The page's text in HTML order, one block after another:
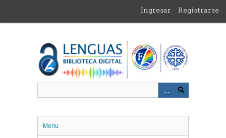
contenido
Ingresar Registrarse
Menu